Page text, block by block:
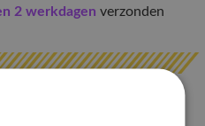
2 werkdagen verzonden